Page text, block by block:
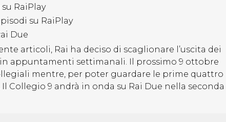
RaiPlay
su RaiPlay
Due
articoli, Rai ha deciso di scaglionare l’uscita dei
appuntamenti settimanali. Il prossimo 9 ottobre
mentre, per poter guardare le prime quattro
Collegio 9 andrà in onda su Rai Due nella seconda